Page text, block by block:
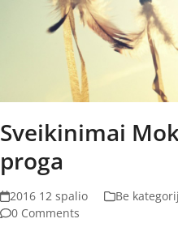
Sveikinimai
proga
2016 12 spalio Be
0 Comments